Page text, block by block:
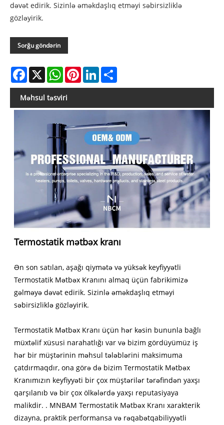
dəvət edirik. Sizinlə əməkdaşlıq etməyi səbirsizliklə
gözləyirik.
Sorğu göndərin
Facebook
X WhatsAppPinterestLinkedIn
Məhsul təsviri
Termostatik mətbəx kranı
Ən son satılan, aşağı qiymətə və yüksək keyfiyyətli
Termostatik Mətbəx Kranını almaq üçün fabrikimizə
gəlməyə dəvət edirik. Sizinlə əməkdaşlıq etməyi
səbirsizliklə gözləyirik.
Termostatik Mətbəx Kranı üçün hər kəsin bununla bağlı
müxtəlif xüsusi narahatlığı var və bizim gördüyümüz iş
hər bir müştərinin məhsul tələblərini maksimuma
çatdırmaqdır, ona görə də bizim Termostatik Mətbəx
Kranımızın keyfiyyəti bir çox müştərilər tərəfindən yaxşı
qarşılanıb və bir çox ölkələrdə yaxşı reputasiyaya
malikdir. . MNBAM Termostatik Mətbəx Kranı xarakterik
dizayna, praktik performansa və rəqabətqabiliyyətli